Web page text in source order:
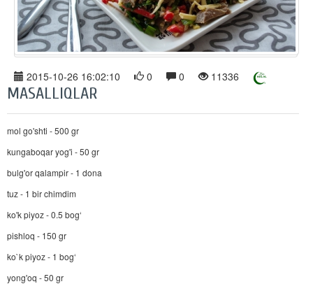
2015-10-26 16:02:10 0 0 11336
MASALLIQLAR
mol go'shti - 500 gr
kungaboqar yog'i - 50 gr
bulg'or qalampir - 1 dona
tuz - 1 bir chimdim
ko'k piyoz - 0.5 bog‘
pishloq - 150 gr
ko`k piyoz - 1 bog‘
yong'oq - 50 gr